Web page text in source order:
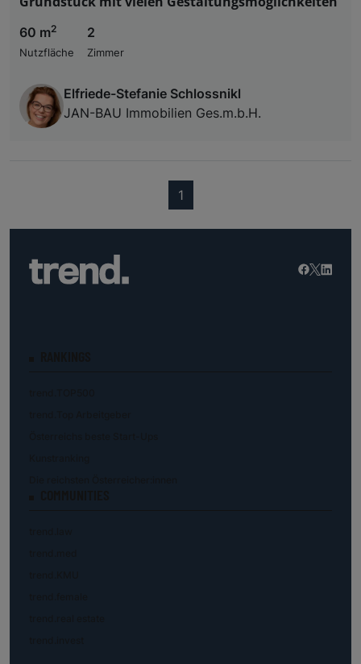
60 m2
Nutzfläche
2
Zimmer
Elfriede-Stefanie Schlossnikl
JAN-BAU Immobilien Ges.m.b.H.
1(current)